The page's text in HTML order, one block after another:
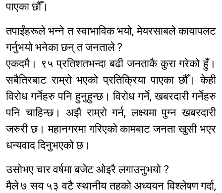
पाएका छौँ।
तपाईंहरूले भन्ने त स्वाभाविक भयो, मेयरसाबले कायापलट
गर्नुभयो भनेका छन् त जनताले ?
एकदमै। ९५ प्रतिशतभन्दा बढी जनताकै कुरा गरेको हुँ।
सबैतिरबाट राम्रो भएको प्रतिक्रिया पाएका छौँ। केही
विरोध गर्नेहरु पनि हुनुहुन्छ। विरोध गर्ने, खबरदारी गर्नेहरु
पनि चाहिन्छ। अझै राम्रो गर्न, लक्ष्यमा पुग्न खबरदारी
जरुरी छ। महानगरमा गरिएको कामबाट जनता खुसी भएर
धन्यवाद दिनुभएको छ।
उसोभए चार वर्षमा बजेट ओइरै लगाउनुभयो ?
मैले ७ सय ५३ वटै स्थानीय तहको अध्ययन विश्लेषण गर्दा,